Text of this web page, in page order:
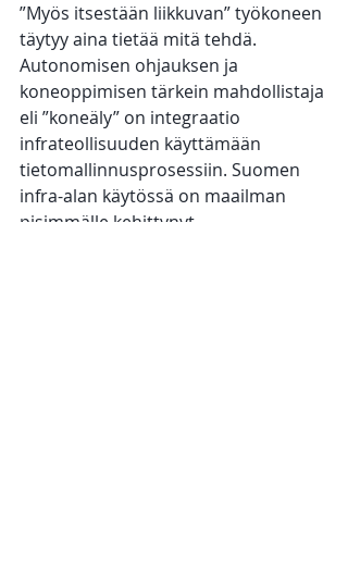
”Myös itsestään liikkuvan” työkoneen
täytyy aina tietää mitä tehdä.
Autonomisen ohjauksen ja
koneoppimisen tärkein mahdollistaja
eli ”koneäly” on integraatio
infrateollisuuden käyttämään
tietomallinnusprosessiin. Suomen
infra-alan käytössä on maailman
pisimmälle kehittynyt